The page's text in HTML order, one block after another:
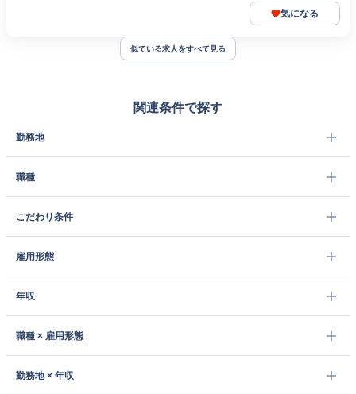
気になる
似ている求人をすべて見る
関連条件で探す
勤務地
職種
こだわり条件
雇用形態
年収
職種 × 雇用形態
勤務地 × 年収